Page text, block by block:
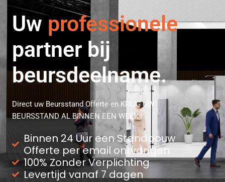
Uw strategische
partner bij
beursdeelname.
Direct uw Beursstand Offerte en KRIJG UW
BEURSSTAND AL BINNEN EEN WEEK !
Binnen 24 Uur een Standbouw
Offerte per email ontvangen
100% Zonder Verplichting
Levertijd vanaf 7 dagen